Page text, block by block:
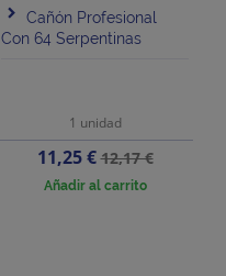
Cañón Profesional
Con 64 Serpentinas
1 unidad
Precio
11,25 €Precio
base
12,17 €
Añadir al carrito